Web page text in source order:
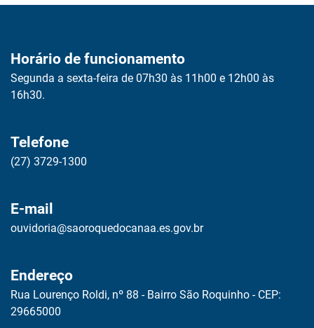
Horário de funcionamento
Segunda a sexta-feira de 07h30 às 11h00 e 12h00 às
16h30.
Telefone
(27) 3729-1300
E-mail
ouvidoria@saoroquedocanaa.es.gov.br
Endereço
Rua Lourenço Roldi, nº 88 - Bairro São Roquinho - CEP:
29665000